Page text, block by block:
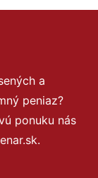
a
peniaz?
ponuku nás